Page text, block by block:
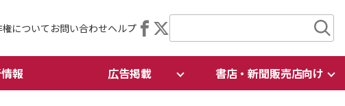
について お問い合わせヘルプ
報 広告掲載 書店・新聞販売店向け